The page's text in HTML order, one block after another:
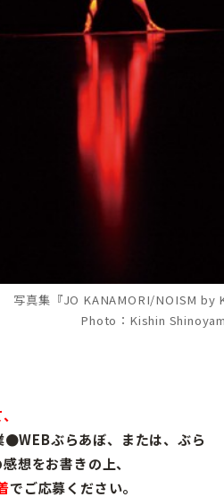
写真集『JO KANAMORI/NOISM by
Photo：Kishin
ぶらあぼ、または、ぶら
想をお書きの上、
でご応募ください。